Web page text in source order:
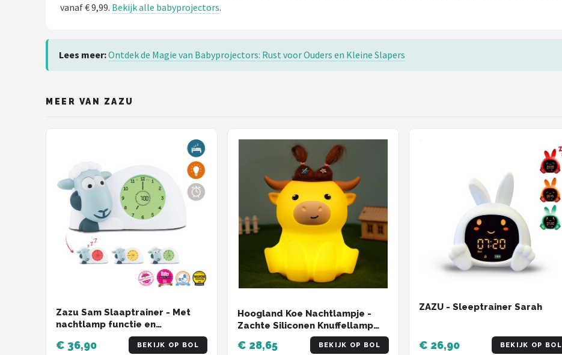
vanaf € 9,99. Bekijk alle babyprojectors.
Lees meer:Ontdek de Magie van Babyprojectors: Rust voor Ouders en Kleine Slapers
MEER VAN ZAZU
Zazu Sam Slaaptrainer - Met
nachtlamp functie en
slaaptimers - Blauw / Wit
€ 36,90 BEKIJK OP BOL
Hoogland Koe Nachtlampje -
Zachte Siliconen Knuffellamp
voor Kinderen, Dimbaar met
Timer & Oplaadbaar, Cadeau
€ 28,65 BEKIJK OP BOL
ZAZU - Sleeptrainer Sarah
€ 26,90 BEKIJK OP BOL